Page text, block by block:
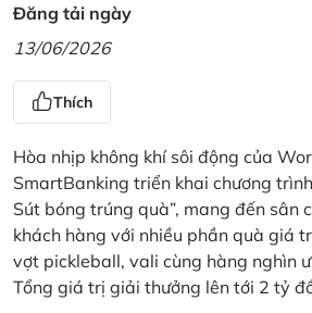
Đăng tải ngày
13/06/2026
Thích
Hòa nhịp không khí sôi động của
SmartBanking triển khai chương
Sút bóng trúng quà”, mang đến sân
khách hàng với nhiều phần quà giá
vợt pickleball, vali cùng hàng nghìn
Tổng giá trị giải thưởng lên tới 2 tỷ